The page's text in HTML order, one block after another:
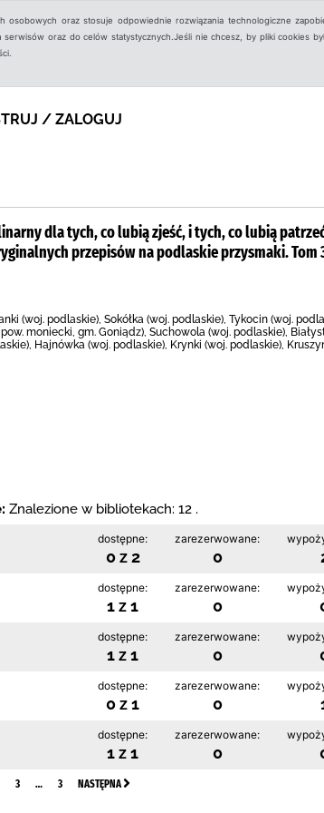
oraz stosuje odpowiednie rozwiązania technologiczne
oraz do celów statystycznych.Jeśli nie chcesz, by pliki cookies
/ ZALOGUJ
dla tych, co lubią zjeść, i tych, co lubią
przepisów na podlaskie przysmaki. Tom
(woj. podlaskie), Sokółka (woj. podlaskie), Tykocin (woj.
moniecki, gm. Goniądz), Suchowola (woj. podlaskie),
Hajnówka (woj. podlaskie), Krynki (woj. podlaskie),
Znalezione w bibliotekach: 12 .
dostępne:
0 z 2
zarezerwowane:
0
dostępne:
1 z 1
zarezerwowane:
0
dostępne:
1 z 1
zarezerwowane:
0
dostępne:
0 z 1
zarezerwowane:
0
dostępne:
1 z 1
zarezerwowane:
0
3 … 3 NASTĘPNA